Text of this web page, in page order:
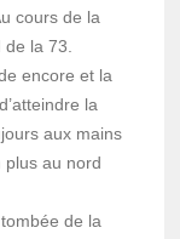
cours de la
de la 73.
encore et la
la
aux mains
plus au nord
de la